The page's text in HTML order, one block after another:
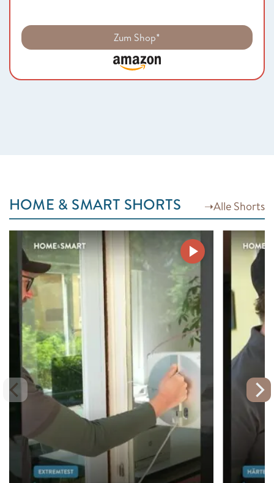
Zum Shop*
HOME & SMART SHORTS ➝Alle Shorts